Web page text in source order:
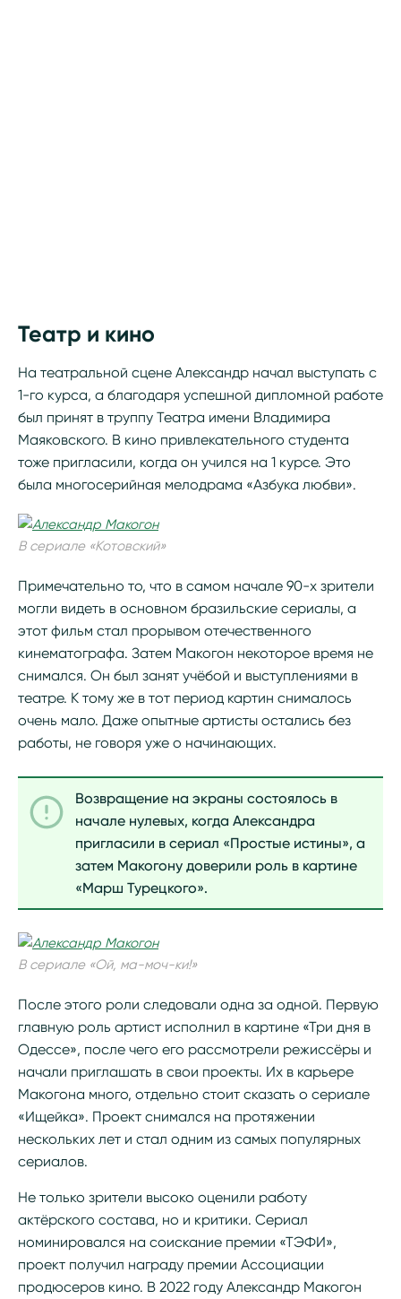
Театр и кино
На театральной сцене Александр начал выступать с
1-го курса, а благодаря успешной дипломной работе
был принят в труппу Театра имени Владимира
Маяковского. В кино привлекательного студента
тоже пригласили, когда он учился на 1 курсе. Это
была многосерийная мелодрама «Азбука любви».
В сериале «Котовский»
Примечательно то, что в самом начале 90-х зрители
могли видеть в основном бразильские сериалы, а
этот фильм стал прорывом отечественного
кинематографа. Затем Макогон некоторое время не
снимался. Он был занят учёбой и выступлениями в
театре. К тому же в тот период картин снималось
очень мало. Даже опытные артисты остались без
работы, не говоря уже о начинающих.
Возвращение на экраны состоялось в
начале нулевых, когда Александра
пригласили в сериал «Простые истины», а
затем Макогону доверили роль в картине
«Марш Турецкого».
В сериале «Ой, ма-моч-ки!»
После этого роли следовали одна за одной. Первую
главную роль артист исполнил в картине «Три дня в
Одессе», после чего его рассмотрели режиссёры и
начали приглашать в свои проекты. Их в карьере
Макогона много, отдельно стоит сказать о сериале
«Ищейка». Проект снимался на протяжении
нескольких лет и стал одним из самых популярных
сериалов.
Не только зрители высоко оценили работу
актёрского состава, но и критики. Сериал
номинировался на соискание премии «ТЭФИ»,
проект получил награду премии Ассоциации
продюсеров кино. В 2022 году Александр Макогон